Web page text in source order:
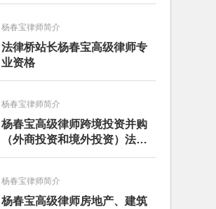
杨春宝律师简介
法律桥站长杨春宝高级律师专
业资格
杨春宝律师简介
杨春宝高级律师跨境投资并购
（外商投资和境外投资）法律
服务范围
杨春宝律师简介
杨春宝高级律师房地产、建筑